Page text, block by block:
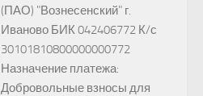
(ПАО) "Вознесенский" г.
Иваново БИК 042406772 К/с
30101810800000000772
Назначение платежа:
Добровольные взносы для